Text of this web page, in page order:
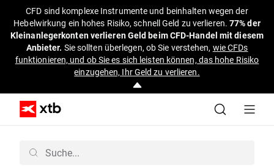
CFD sind komplexe Instrumente und beinhalten wegen der
Hebelwirkung ein hohes Risiko, schnell Geld zu verlieren.77% der
Kleinanlegerkonten verlieren Geld beim CFD-Handel mit diesem
Anbieter. Sie sollten überlegen, ob Sie verstehen, wie CFDs
funktionieren, und ob Sie es sich leisten können, das hohe Risiko
einzugehen, Ihr Geld zu verlieren.